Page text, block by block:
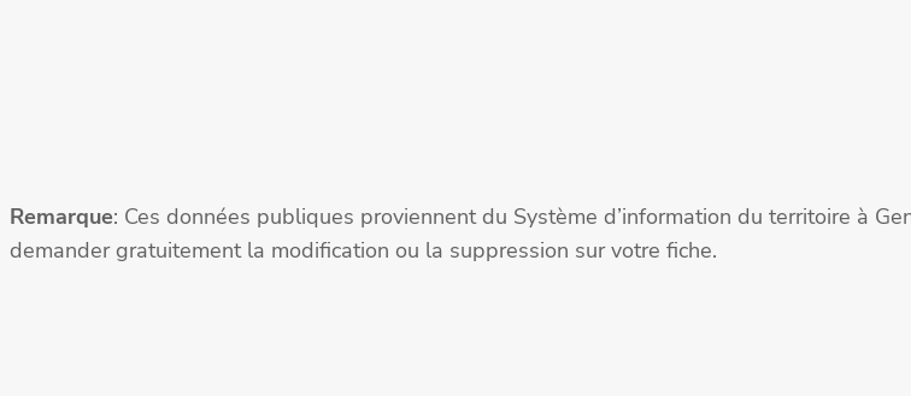
Remarque: Ces données publiques proviennent du Système d’information du territoire à
demander gratuitement la modification ou la suppression sur votre fiche.